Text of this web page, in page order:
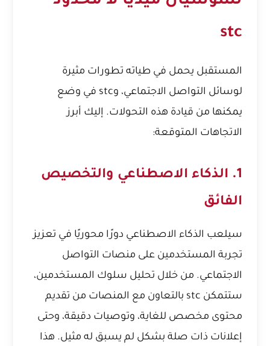
stc
المستقبل يحمل في طياته تطورات مثيرة
لوسائل التواصل الاجتماعي، وstc في وضع
يمكنها من قيادة هذه التحولات. إليك أبرز
الاتجاهات المتوقعة:
1. الذكاء الاصطناعي والتخصيص
الفائق
سيلعب الذكاء الاصطناعي دورًا محوريًا في تعزيز
تجربة المستخدمين على منصات التواصل
الاجتماعي. من خلال تحليل سلوك المستخدمين،
ستتمكن stc بالتعاون مع المنصات من تقديم
محتوى مخصص للغاية، وتوصيات دقيقة، وحتى
إعلانات ذات صلة بشكل لم يسبق له مثيل. هذا